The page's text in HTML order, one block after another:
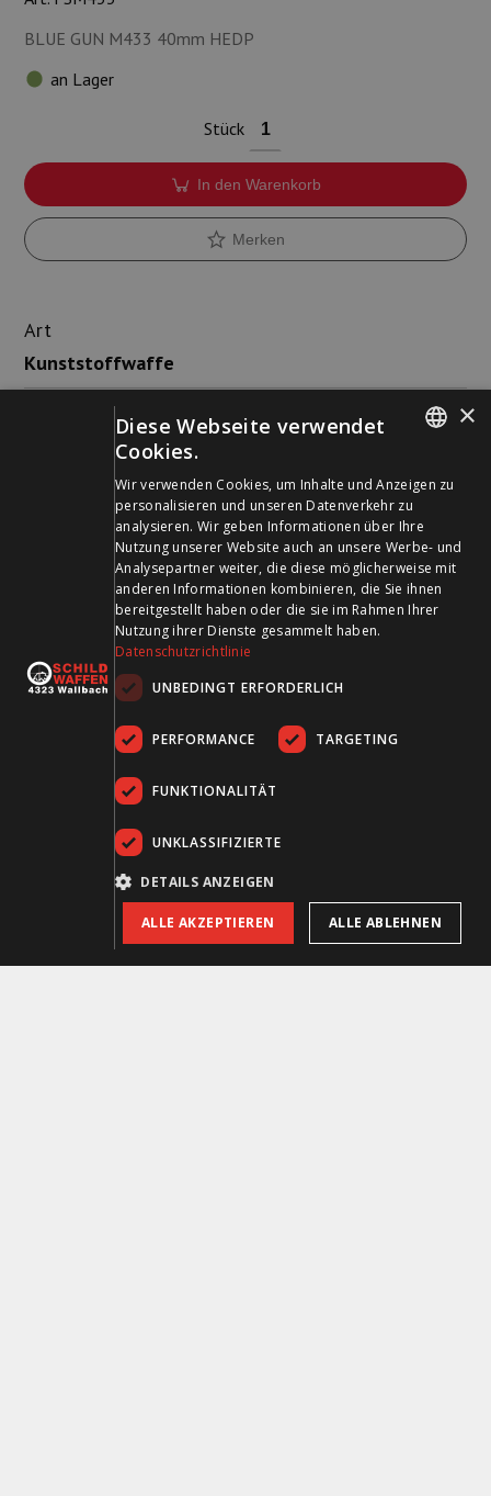
BLUE GUN M433 40mm HEDP
an Lager
Stück
In den Warenkorb
Merken
Art
Kunststoffwaffe
Schild Waffen AG
Kohlackerstrasse 12
4323 Wallbach
Montag geschlossen
Dienstag bis Freitag
09.00 - 12.00 Uhr
Samstag:
Tel:061 861 14 27
+41 61 861 14 27
FRENCH
×
Diese Webseite verwendet
Cookies.
Wir verwenden Cookies, um Inhalte und Anzeigen zu
personalisieren und unseren Datenverkehr zu
analysieren. Wir geben Informationen über Ihre
Nutzung unserer Website auch an unsere Werbe- und
Analysepartner weiter, die diese möglicherweise mit
anderen Informationen kombinieren, die Sie ihnen
bereitgestellt haben oder die sie im Rahmen Ihrer
Nutzung ihrer Dienste gesammelt haben.
Datenschutzrichtlinie
UNBEDINGT ERFORDERLICH
PERFORMANCE TARGETING
FUNKTIONALITÄT
UNKLASSIFIZIERTE
DETAILS ANZEIGEN
ALLE AKZEPTIEREN ALLE ABLEHNEN